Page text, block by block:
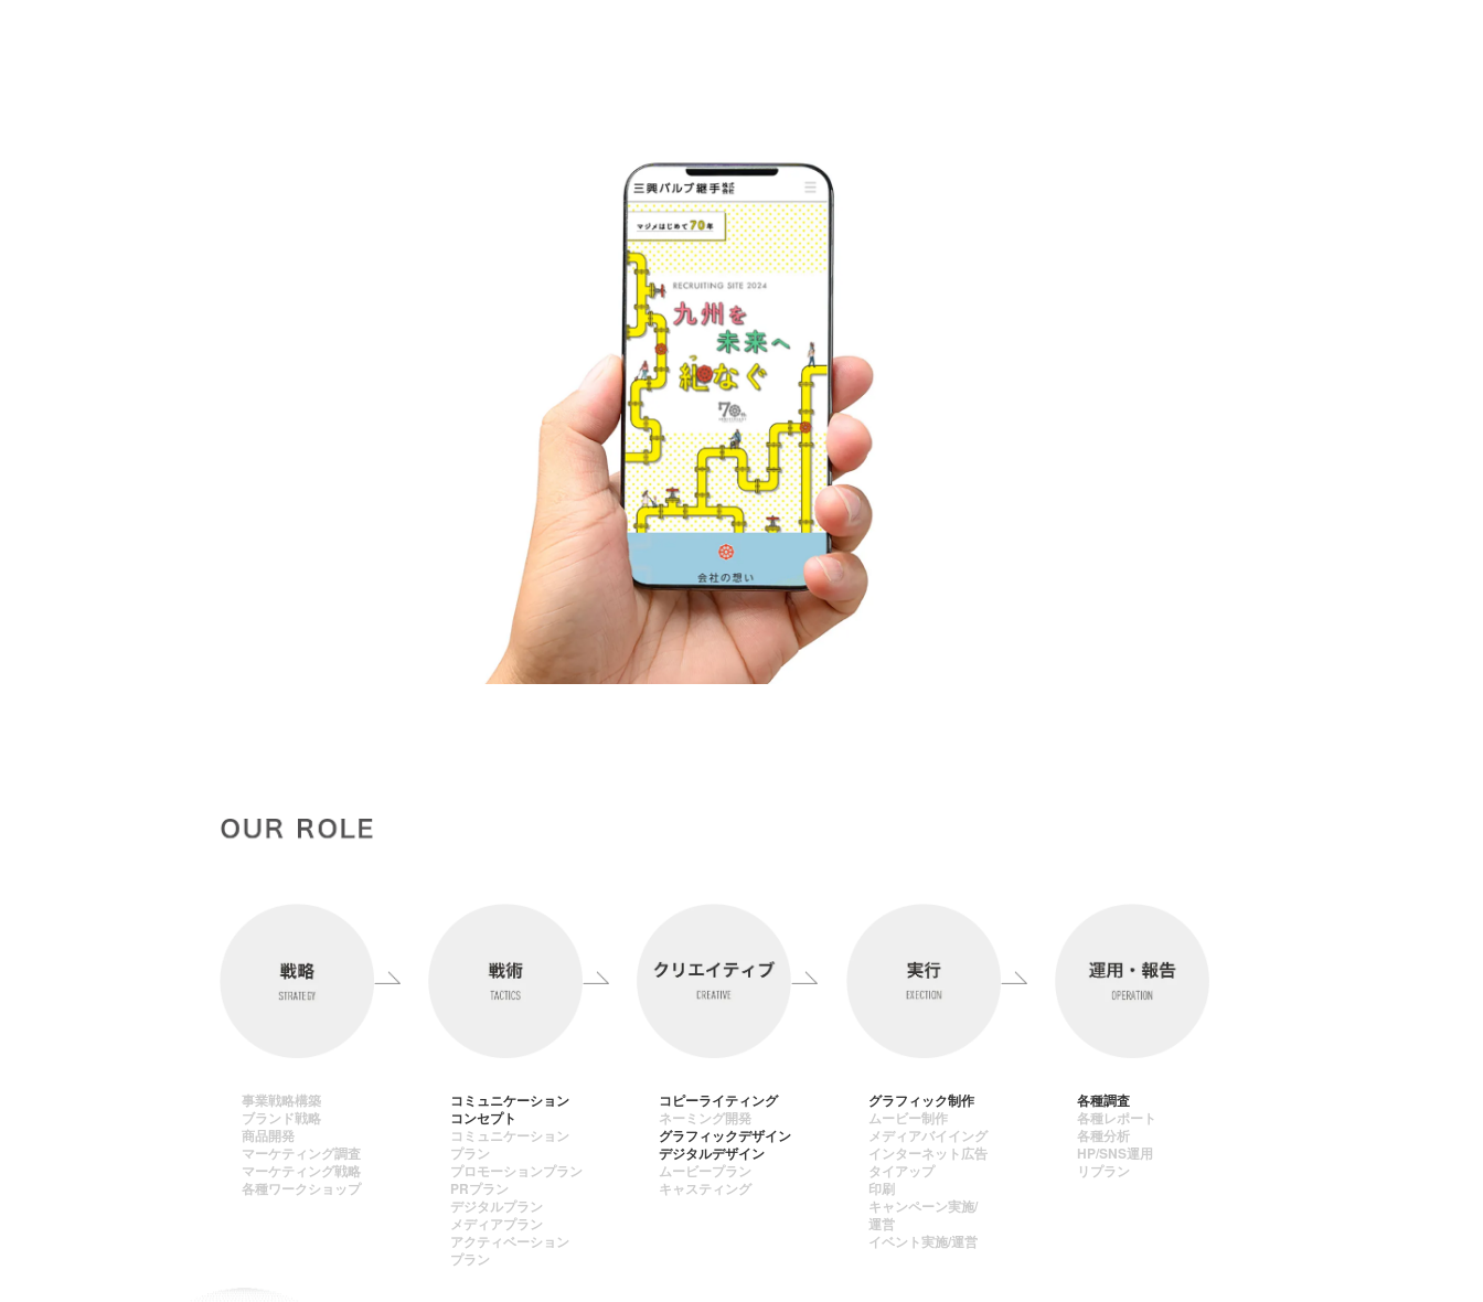
事業戦略構築
ブランド戦略
商品開発
マーケティング調査
マーケティング戦略
各種ワークショップ
コミュニケーション
コンセプト
コミュニケーション
プラン
プロモーションプラン
PRプラン
デジタルプラン
メディアプラン
アクティベーション
プラン
コピーライティング
ネーミング開発
グラフィックデザイン
デジタルデザイン
ムービープラン
キャスティング
グラフィック制作
ムービー制作
メディアバイイング
インターネット広告
タイアップ
印刷
キャンペーン実施/
運営
イベント実施/運営
各種調査
各種レポート
各種分析
HP/SNS運用
リプラン